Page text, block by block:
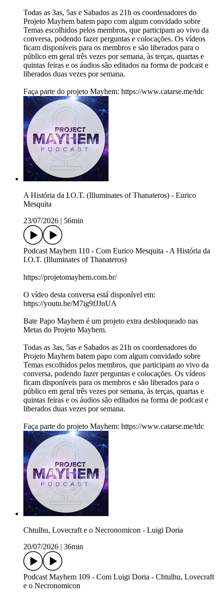
Todas as 3as, 5as e Sabados as 21h os coordenadores do
Projeto Mayhem batem papo com algum convidado sobre
Temas escolhidos pelos membros, que participam ao vivo da
conversa, podendo fazer perguntas e colocações. Os vídeos
ficam disponíveis para os membros e são liberados para o
público em geral três vezes por semana, às terças, quartas e
quintas feiras e os áudios são editados na forma de podcast e
liberados duas vezes por semana.
Faça parte do projeto Mayhem: https://www.catarse.me/tdc
A História da I.O.T. (Illuminates of Thanateros) - Eurico
Mesquita
23/07/2026
56min
Podcast Mayhem 110 - Com Eurico Mesquita - A História da
I.O.T. (Illuminates of Thanateros)
https://projetomayhem.com.br/
O vídeo desta conversa está disponível em:
https://youtu.be/M7ig9fJJnUA
Bate Papo Mayhem é um projeto extra desbloqueado nas
Metas do Projeto Mayhem.
Todas as 3as, 5as e Sabados as 21h os coordenadores do
Projeto Mayhem batem papo com algum convidado sobre
Temas escolhidos pelos membros, que participam ao vivo da
conversa, podendo fazer perguntas e colocações. Os vídeos
ficam disponíveis para os membros e são liberados para o
público em geral três vezes por semana, às terças, quartas e
quintas feiras e os áudios são editados na forma de podcast e
liberados duas vezes por semana.
Faça parte do projeto Mayhem: https://www.catarse.me/tdc
Chtulhu, Lovecraft e o Necronomicon - Luigi Doria
20/07/2026
36min
Podcast Mayhem 109 - Com Luigi Doria - Chtulhu, Lovecraft
e o Necronomicon